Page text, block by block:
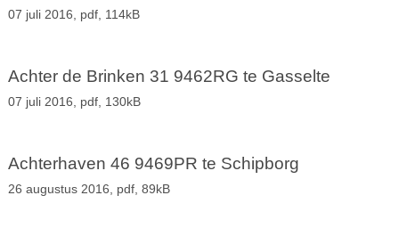
07 juli 2016, pdf, 114kB
Achter de Brinken 31 9462RG te Gasselte
07 juli 2016, pdf, 130kB
Achterhaven 46 9469PR te Schipborg
26 augustus 2016, pdf, 89kB